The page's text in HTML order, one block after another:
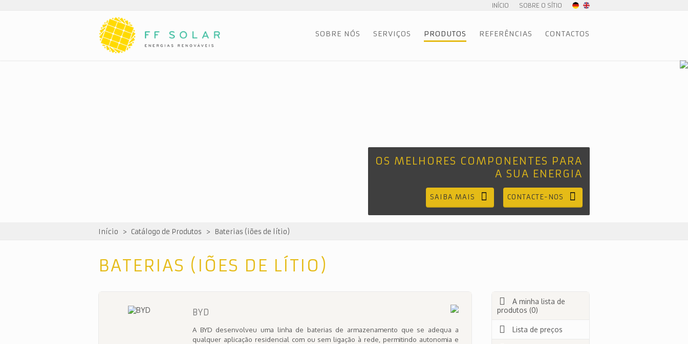
INÍCIO SOBRE O SÍTIO
SOBRE NÓS SERVIÇOS PRODUTOS REFERÊNCIAS CONTACTOS
OS MELHORES COMPONENTES PARA
A SUA ENERGIA
SAIBA MAIS CONTACTE-NOS
Início > Catálogo de Produtos > Baterias (iões de lítio)
BATERIAS (IÕES DE LÍTIO)
BYD
A BYD desenvolveu uma linha de baterias de armazenamento que se adequa a
qualquer aplicação residencial com ou sem ligação à rede, permitindo autonomia e
A minha lista de
produtos (0)
Lista de preços